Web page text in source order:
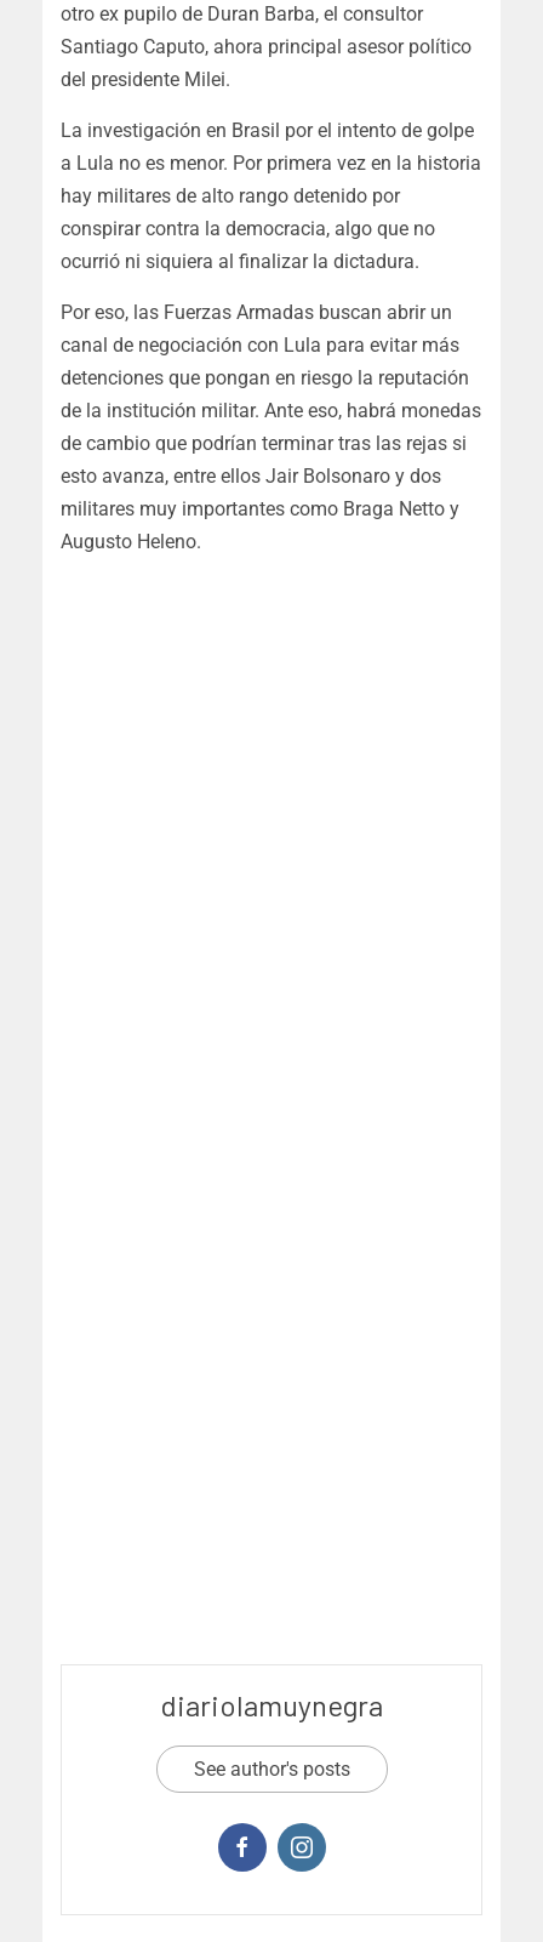
otro ex pupilo de Duran Barba, el consultor
Santiago Caputo, ahora principal asesor político
del presidente Milei.
La investigación en Brasil por el intento de golpe
a Lula no es menor. Por primera vez en la historia
hay militares de alto rango detenido por
conspirar contra la democracia, algo que no
ocurrió ni siquiera al finalizar la dictadura.
Por eso, las Fuerzas Armadas buscan abrir un
canal de negociación con Lula para evitar más
detenciones que pongan en riesgo la reputación
de la institución militar. Ante eso, habrá monedas
de cambio que podrían terminar tras las rejas si
esto avanza, entre ellos Jair Bolsonaro y dos
militares muy importantes como Braga Netto y
Augusto Heleno.
diariolamuynegra
See author's posts